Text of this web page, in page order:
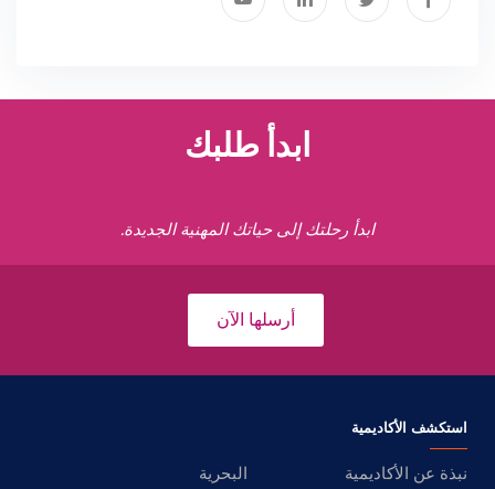
ابدأ طلبك
ابدأ رحلتك إلى حياتك المهنية الجديدة.
أرسلها الآن
استكشف الأكاديمية
نبذة عن الأكاديمية
البحرية